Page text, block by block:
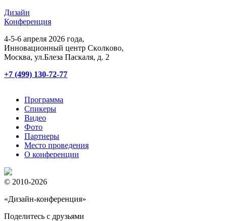
Дизайн
Конференция
4-5-6 апреля 2026 года,
Инновационный центр Сĸолĸово,
Мосĸва, ул.Блеза Пасĸаля, д. 2
+7 (499) 130-72-77
Программа
Спикеры
Видео
Фото
Партнеры
Место проведения
О конференции
© 2010-2026
«Дизайн-конференция»
Поделитесь с друзьями